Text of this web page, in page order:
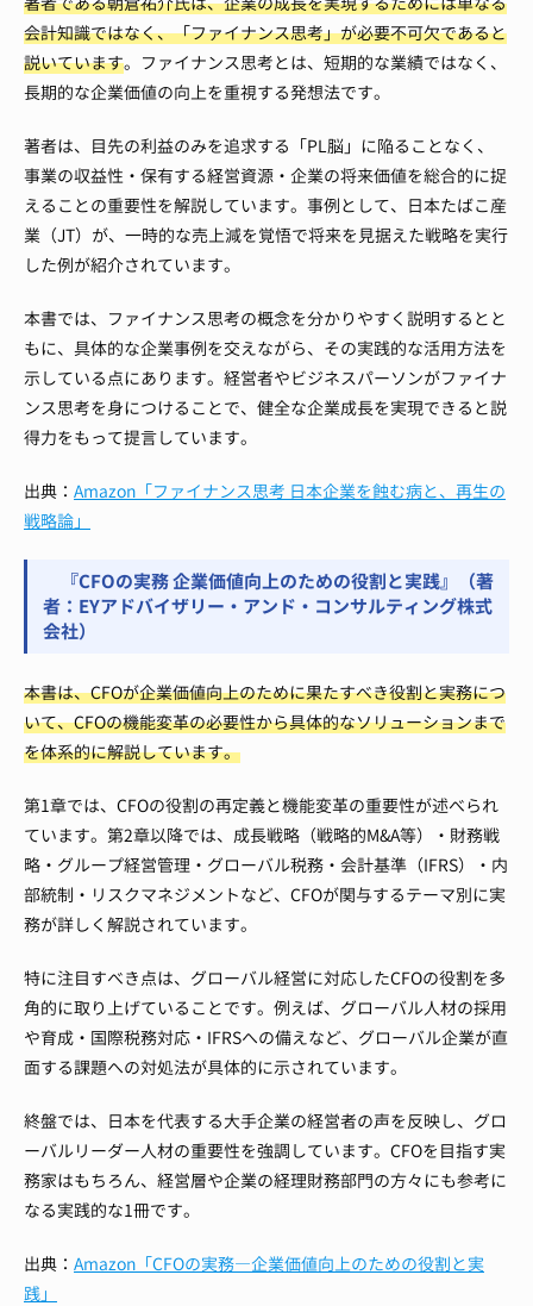
会計知識ではなく、「ファイナンス思考」が必要不可欠であると
説いています。ファイナンス思考とは、短期的な業績ではなく、
長期的な企業価値の向上を重視する発想法です。
著者は、目先の利益のみを追求する「PL脳」に陥ることなく、
事業の収益性・保有する経営資源・企業の将来価値を総合的に捉
えることの重要性を解説しています。事例として、日本たばこ産
業（JT）が、一時的な売上減を覚悟で将来を見据えた戦略を実行
した例が紹介されています。
本書では、ファイナンス思考の概念を分かりやすく説明するとと
もに、具体的な企業事例を交えながら、その実践的な活用方法を
示している点にあります。経営者やビジネスパーソンがファイナ
ンス思考を身につけることで、健全な企業成長を実現できると説
得力をもって提言しています。
出典： Amazon「ファイナンス思考 日本企業を蝕む病と、再生の
戦略論」
『CFOの実務 企業価値向上のための役割と実践』（著
者：EYアドバイザリー・アンド・コンサルティング株式
会社）
本書は、CFOが企業価値向上のために果たすべき役割と実務につ
いて、CFOの機能変革の必要性から具体的なソリューションまで
を体系的に解説しています。
第1章では、CFOの役割の再定義と機能変革の重要性が述べられ
ています。第2章以降では、成長戦略（戦略的M&A等）・財務戦
略・グループ経営管理・グローバル税務・会計基準（IFRS）・内
部統制・リスクマネジメントなど、CFOが関与するテーマ別に実
務が詳しく解説されています。
特に注目すべき点は、グローバル経営に対応したCFOの役割を多
角的に取り上げていることです。例えば、グローバル人材の採用
や育成・国際税務対応・IFRSへの備えなど、グローバル企業が直
面する課題への対処法が具体的に示されています。
終盤では、日本を代表する大手企業の経営者の声を反映し、グロ
ーバルリーダー人材の重要性を強調しています。CFOを目指す実
務家はもちろん、経営層や企業の経理財務部門の方々にも参考に
なる実践的な1冊です。
出典： Amazon「CFOの実務―企業価値向上のための役割と実
践」